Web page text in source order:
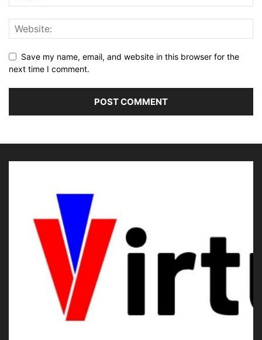
Save my name, email, and website in this browser for the
next time I comment.